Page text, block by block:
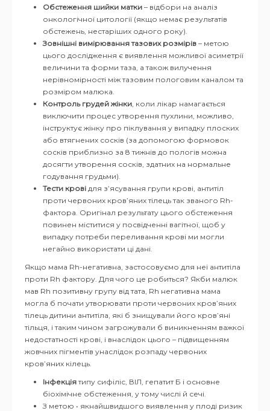
Обстеження шийки матки – відбори на аналіз
онкологічної цитології (якщо немає результатів
обстежень, нестаріших одного року).
Зовнішні вимірювання тазових розмірів – метою
цього дослідження є виявлення можливої асиметрії
величини та форми таза, а також вилучення
нерівномірності між тазовим пологовим каналом та
розміром малюка.
Контроль грудей жінки, коли лікар намагається
виключити процес утворення пухлини, можливо,
інструктує жінку про піклування у випадку плоских
або втягнених сосків (за допомогою формовок
сосків приблизно за 8 тижнів до пологів можна
досягти утворення сосків, здатних на нормальне
годування грудьми).
Тести крові для з’ясування групи крові, антитіл
проти червоних кров’яних тілець так званого Rh-
фактора. Оригінал результату цього обстеження
повинен міститися у посвідченні вагітної, щоб у
випадку потреби переливання крові ми могли
негайно використати ці дані.
Якщо мама Rh-негативна, застосовуємо для неї антитіла
проти Rh фактору. Для чого це робиться? Якби малюк
мав Rh позитивну групу від тата, Rh негативна мама
могла б почати утворювати проти червоних кров’яних
тілець дитини антитіла, які б знищували його кров’яні
тільця, і таким чином загрожували б виникненням важкої
недостатності крові, і внаслідок цього – підвищенням
жовчних пігментів унаслідок розпаду червоних
кров’яних кілець.
Інфекціятипу сифіліс, ВІЛ, гепатит Б і основне
біохімічне обстеження, у тому числі й сечі.
З метою • якнайшвидшого виявлення у плоді ризик